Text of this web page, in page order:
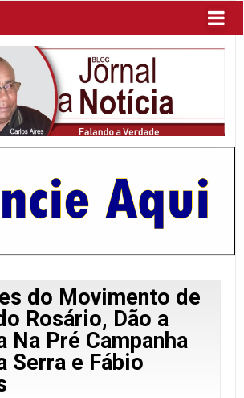
do Movimento de
Rosário, Dão a
Na Pré Campanha
Serra e Fábio